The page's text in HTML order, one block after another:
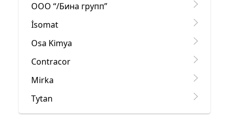
OOO “/Бина групп”
İsomat
Osa Kimya
Contracor
Mirka
Tytan